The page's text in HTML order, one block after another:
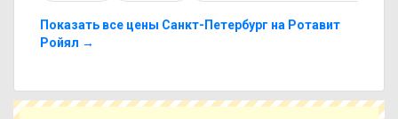
доступной ценой.
Чтобы купить Ротавит Кальциум в ближайшей
и выбрать оптимальный вариант по цене и
Показать все цены Санкт-Петербург на Ротавит
Ройял →